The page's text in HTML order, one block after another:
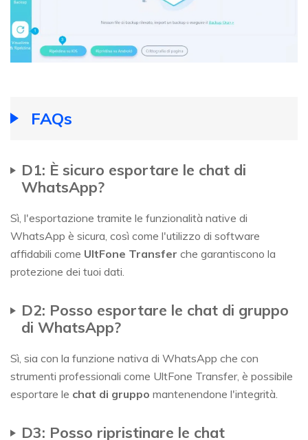
FAQs
D1: È sicuro esportare le chat di
WhatsApp?
Sì, l'esportazione tramite le funzionalità native di
WhatsApp è sicura, così come l'utilizzo di software
affidabili come UltFone Transfer che garantiscono la
protezione dei tuoi dati.
D2: Posso esportare le chat di gruppo
di WhatsApp?
Sì, sia con la funzione nativa di WhatsApp che con
strumenti professionali come UltFone Transfer, è possibile
esportare le chat di gruppo mantenendone l'integrità.
D3: Posso ripristinare le chat